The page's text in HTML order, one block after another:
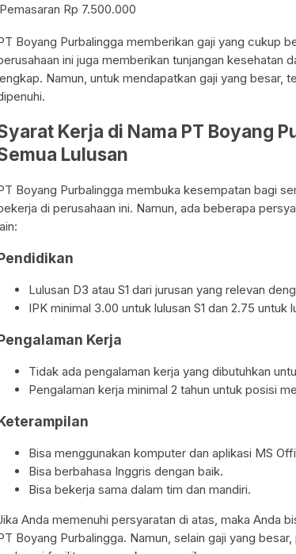
Pemasaran Rp 7.500.000
Boyang Purbalingga memberikan gaji yang cukup
ini juga memberikan tunjangan kesehatan
Namun, untuk mendapatkan gaji yang besar,
Kerja di Nama PT Boyang
Lulusan
Boyang Purbalingga membuka kesempatan bagi
di perusahaan ini. Namun, ada beberapa
Lulusan D3 atau S1 dari jurusan yang relevan
IPK minimal 3.00 untuk lulusan S1 dan 2.75 untuk
Kerja
Tidak ada pengalaman kerja yang dibutuhkan
Pengalaman kerja minimal 2 tahun untuk posisi
Bisa menggunakan komputer dan aplikasi MS
Bisa berbahasa Inggris dengan baik.
Bisa bekerja sama dalam tim dan mandiri.
Anda memenuhi persyaratan di atas, maka Anda
Boyang Purbalingga. Namun, selain gaji yang